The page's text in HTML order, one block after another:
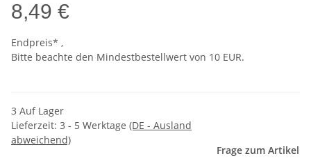
8,49 €
Endpreis* ,
Bitte beachte den Mindestbestellwert von 10 EUR.
3 Auf Lager
Lieferzeit: 3 - 5 Werktage (DE - Ausland
abweichend)
Frage zum Artikel